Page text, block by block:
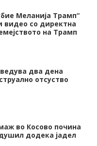
Меланија Трамп“
видео со директна
на Трамп
два дена
отсуство
во Косово почина
додека јадел